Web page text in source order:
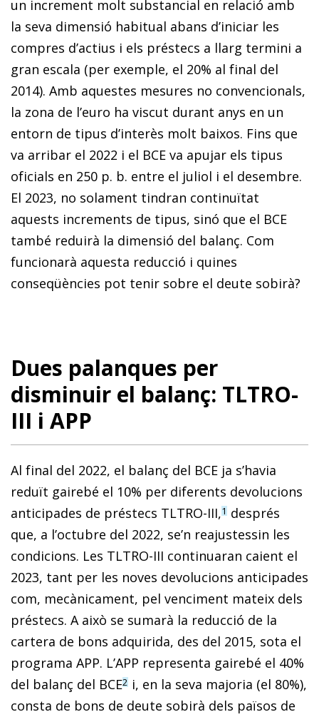
un increment molt substancial en relació amb
la seva dimensió habitual abans d’iniciar les
compres d’actius i els préstecs a llarg termini a
gran escala (per exemple, el 20% al final del
2014). Amb aquestes mesures no convencionals,
la zona de l’euro ha viscut durant anys en un
entorn de tipus d’interès molt baixos. Fins que
va arribar el 2022 i el BCE va apujar els tipus
oficials en 250 p. b. entre el juliol i el desembre.
El 2023, no solament tindran continuïtat
aquests increments de tipus, sinó que el BCE
també reduirà la dimensió del balanç. Com
funcionarà aquesta reducció i quines
conseqüències pot tenir sobre el deute sobirà?
Dues palanques per
disminuir el balanç: TLTRO-
III i APP
Al final del 2022, el balanç del BCE ja s’havia
reduït gairebé el 10% per diferents devolucions
anticipades de préstecs TLTRO-III,1 després
que, a l’octubre del 2022, se’n reajustessin les
condicions. Les TLTRO-III continuaran caient el
2023, tant per les noves devolucions anticipades
com, mecànicament, pel venciment mateix dels
préstecs. A això se sumarà la reducció de la
cartera de bons adquirida, des del 2015, sota el
programa APP. L’APP representa gairebé el 40%
del balanç del BCE2 i, en la seva majoria (el 80%),
consta de bons de deute sobirà dels països de